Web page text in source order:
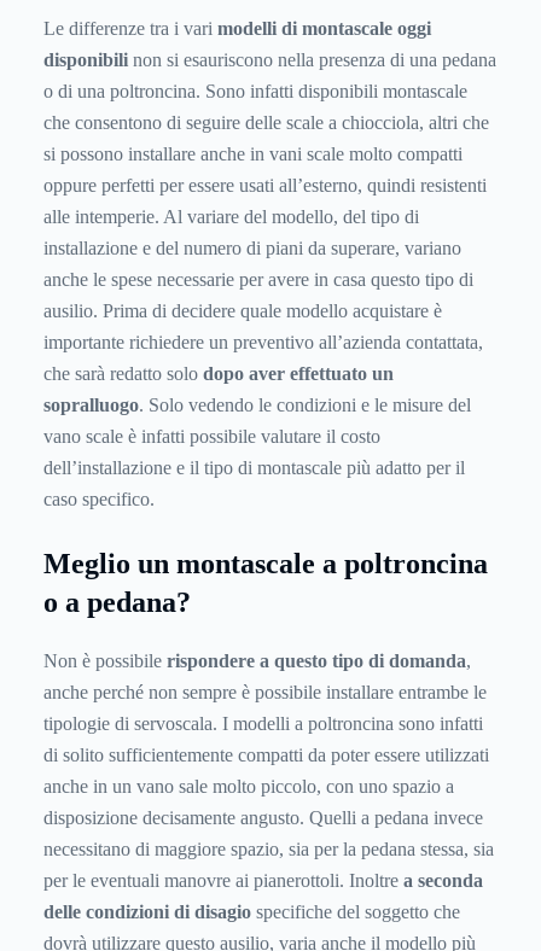
Le differenze tra i vari modelli di montascale oggi
disponibili non si esauriscono nella presenza di una pedana
o di una poltroncina. Sono infatti disponibili montascale
che consentono di seguire delle scale a chiocciola, altri che
si possono installare anche in vani scale molto compatti
oppure perfetti per essere usati all’esterno, quindi resistenti
alle intemperie. Al variare del modello, del tipo di
installazione e del numero di piani da superare, variano
anche le spese necessarie per avere in casa questo tipo di
ausilio. Prima di decidere quale modello acquistare è
importante richiedere un preventivo all’azienda contattata,
che sarà redatto solo dopo aver effettuato un
sopralluogo. Solo vedendo le condizioni e le misure del
vano scale è infatti possibile valutare il costo
dell’installazione e il tipo di montascale più adatto per il
caso specifico.
Meglio un montascale a poltroncina
o a pedana?
Non è possibile rispondere a questo tipo di domanda,
anche perché non sempre è possibile installare entrambe le
tipologie di servoscala. I modelli a poltroncina sono infatti
di solito sufficientemente compatti da poter essere utilizzati
anche in un vano sale molto piccolo, con uno spazio a
disposizione decisamente angusto. Quelli a pedana invece
necessitano di maggiore spazio, sia per la pedana stessa, sia
per le eventuali manovre ai pianerottoli. Inoltre a seconda
delle condizioni di disagio specifiche del soggetto che
dovrà utilizzare questo ausilio, varia anche il modello più